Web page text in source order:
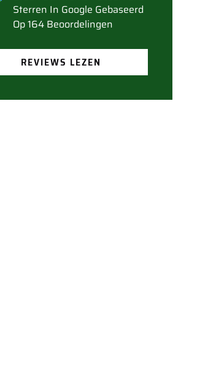
Gebaseerd
Op 164 Beoordelingen
REVIEWS LEZEN